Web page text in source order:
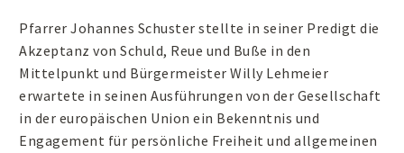
Pfarrer Johannes Schuster stellte in seiner Predigt die
Akzeptanz von Schuld, Reue und Buße in den
Mittelpunkt und Bürgermeister Willy Lehmeier
erwartete in seinen Ausführungen von der Gesellschaft
in der europäischen Union ein Bekenntnis und
Engagement für persönliche Freiheit und allgemeinen